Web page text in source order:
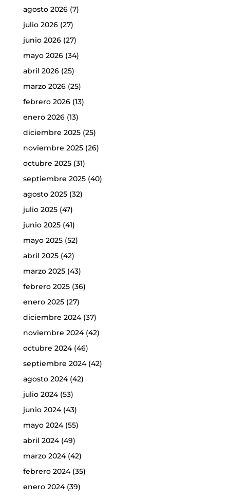
agosto 2026(7)
julio 2026(27)
junio 2026(27)
mayo 2026(34)
abril 2026(25)
marzo 2026(25)
febrero 2026(13)
enero 2026(13)
diciembre 2025(25)
noviembre 2025(26)
octubre 2025(31)
septiembre 2025(40)
agosto 2025(32)
julio 2025(47)
junio 2025(41)
mayo 2025(52)
abril 2025(42)
marzo 2025(43)
febrero 2025(36)
enero 2025(27)
diciembre 2024(37)
noviembre 2024(42)
octubre 2024(46)
septiembre 2024(42)
agosto 2024(42)
julio 2024(53)
junio 2024(43)
mayo 2024(55)
abril 2024(49)
marzo 2024(42)
febrero 2024(35)
enero 2024(39)